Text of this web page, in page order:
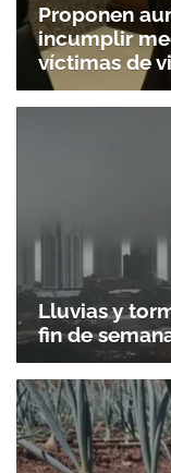
Proponen
incumplir
víctimas de
Lluvias y
fin de